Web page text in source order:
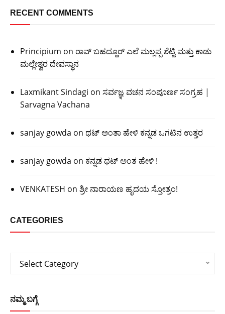
RECENT COMMENTS
Principium on ರಾವ್ ಬಹದ್ದೂರ್ ಎಲೆ ಮಲ್ಲಪ್ಪ ಶೆಟ್ಟಿ ಮತ್ತು ಕಾಡು
ಮಲ್ಲೇಶ್ವರ ದೇವಸ್ಥಾನ
Laxmikant Sindagi on ಸರ್ವಜ್ಞ ವಚನ ಸಂಪೂರ್ಣ ಸಂಗ್ರಹ |
Sarvagna Vachana
sanjay gowda on ಥಟ್ ಅಂತಾ ಹೇಳಿ ಕನ್ನಡ ಒಗಟಿನ ಉತ್ತರ
sanjay gowda on ಕನ್ನಡ ಥಟ್ ಅಂತ ಹೇಳಿ !
VENKATESH on ಶ್ರೀ ನಾರಾಯಣ ಹೃದಯ ಸ್ತೋತ್ರಂ!
CATEGORIES
Categories
Select Category
ನಮ್ಮ ಬಗ್ಗೆ